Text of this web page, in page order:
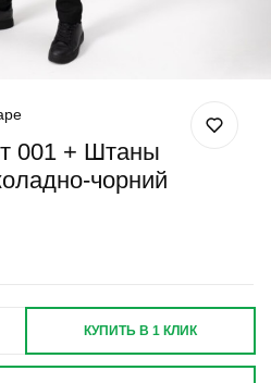
001 + Штаны
чорний
КУПИТЬ В 1 КЛИК